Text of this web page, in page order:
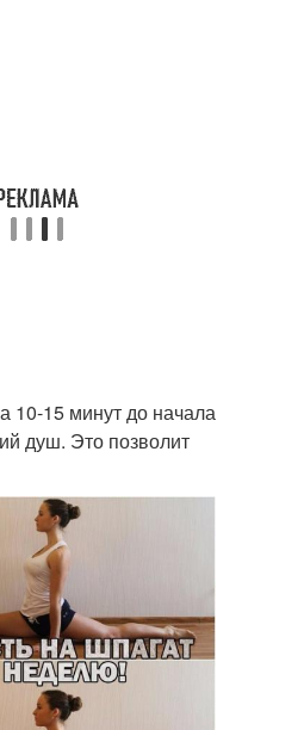
10-15 минут до начала
душ. Это позволит